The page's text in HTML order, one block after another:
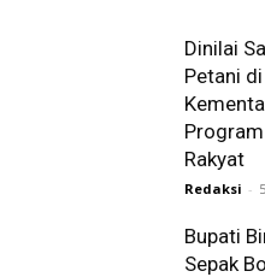
Dinilai
Petani
Rakyat
Redaksi -
Bupati
Sepak